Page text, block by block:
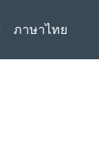
ภาษาไทย